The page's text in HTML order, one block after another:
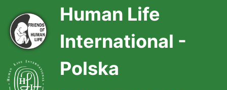
Human Life
International -
Polska